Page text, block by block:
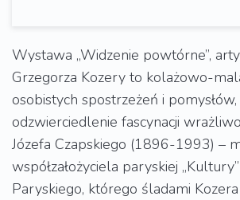
Wystawa „Widzenie powtórne”,
Grzegorza Kozery to kolażowo-
osobistych spostrzeżeń i
odzwierciedlenie fascynacji
Józefa Czapskiego (1896-1993) –
współzałożyciela paryskiej
Paryskiego, którego śladami